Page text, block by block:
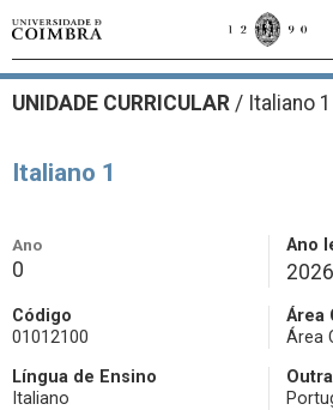
UNIDADE CURRICULAR / Italiano 1
Italiano 1
Ano
0
Ano
Código
01012100
Área
Área
Língua de Ensino
Italiano